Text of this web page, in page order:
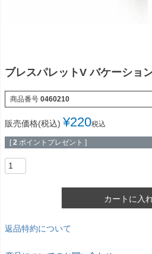
ブレスパレットV バケーショ
商品番号 0460210
販売価格(税込) ¥220税込
[ 2 ポイントプレゼント ]
カートに入
返品特約について